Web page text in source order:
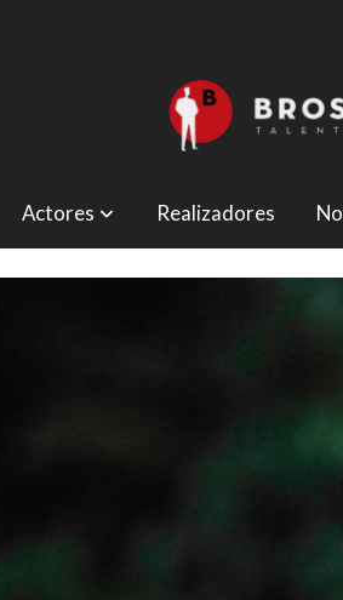
Actores Realizadores